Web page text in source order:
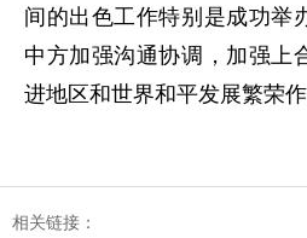
间的出色工作特别是成功举
中方加强沟通协调，加强上
进地区和世界和平发展繁荣作
相关链接：